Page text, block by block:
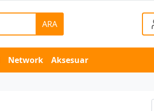
ARA
Network Aksesuar